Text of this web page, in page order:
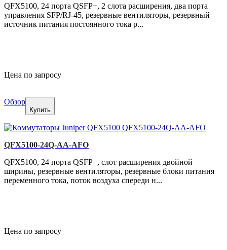
QFX5100, 24 порта QSFP+, 2 слота расширения, два порта
управления SFP/RJ-45, резервные вентиляторы, резервный
источник питания постоянного тока р...
Цена по запросу
Обзор
Купить
QFX5100-24Q-AA-AFO
QFX5100, 24 порта QSFP+, слот расширения двойной
ширины, резервные вентиляторы, резервные блоки питания
переменного тока, поток воздуха спереди н...
Цена по запросу